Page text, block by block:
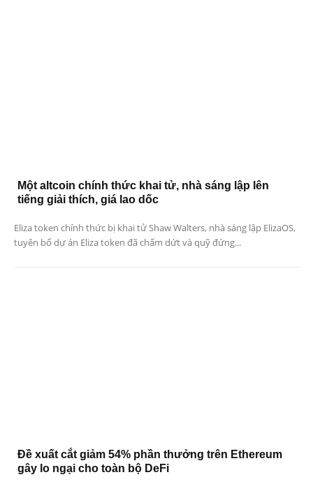
Một altcoin chính thức khai tử, nhà sáng lập lên
tiếng giải thích, giá lao dốc
Eliza token chính thức bị khai tử Shaw Walters, nhà sáng lập ElizaOS,
tuyên bố dự án Eliza token đã chấm dứt và quỹ đứng...
Đề xuất cắt giảm 54% phần thưởng trên Ethereum
gây lo ngại cho toàn bộ DeFi